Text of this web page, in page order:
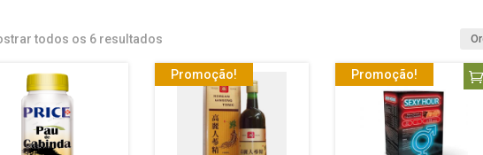
todos os 6 resultados
Promoção! Promoção!